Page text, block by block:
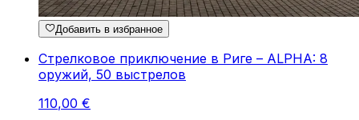
Добавить в избранное
Стрелковое приключение в Риге – ALPHA: 8
оружий, 50 выстрелов
110,00 €